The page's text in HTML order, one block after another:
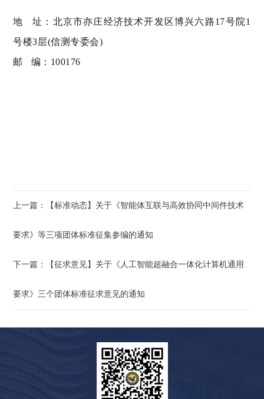
地 址：北京市亦庄经济技术开发区博兴六路17号院1
号楼3层(信测专委会)
邮 编：100176
上一篇：【标准动态】关于《智能体互联与高效协同中间件技术
要求》等三项团体标准征集参编的通知
下一篇：【征求意见】关于《人工智能超融合一体化计算机通用
要求》三个团体标准征求意见的通知